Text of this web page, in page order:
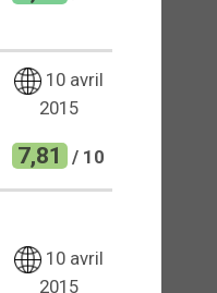
10 avril
2015
7,81 / 10
10 avril
2015